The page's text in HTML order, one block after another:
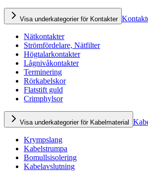
Visa underkategorier för Kontakter
Nätkontakter
Strömfördelare, Nätfilter
Högtalarkontakter
Lågnivåkontakter
Terminering
Rörkabelskor
Flatstift guld
Crimphylsor
Visa underkategorier för Kabelmaterial
Krympslang
Kabelstrumpa
Bomullsisolering
Kabelavslutning